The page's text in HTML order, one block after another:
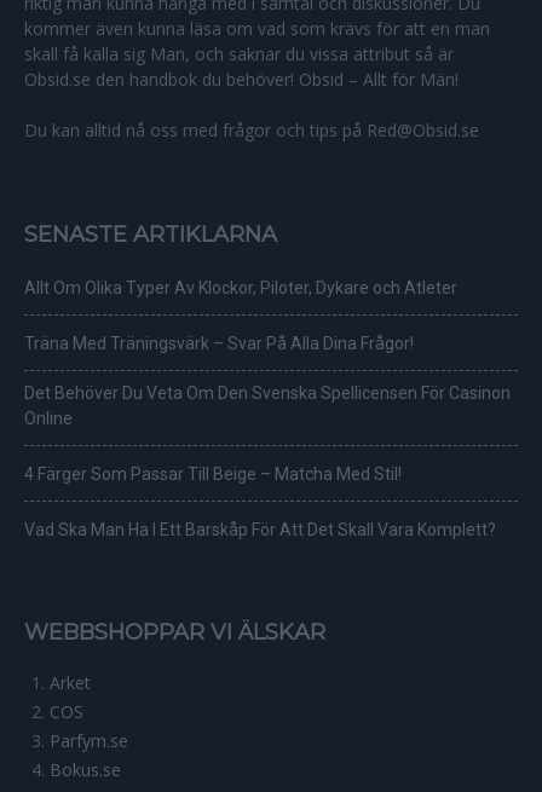
kommer även kunna läsa om vad som krävs för att en man
skall få kalla sig Man, och saknar du vissa attribut så är
Obsid.se den handbok du behöver! Obsid – Allt för Män!
Du kan alltid nå oss med frågor och tips på Red@Obsid.se
SENASTE ARTIKLARNA
Allt Om Olika Typer Av Klockor, Piloter, Dykare och Atleter
Träna Med Träningsvärk – Svar På Alla Dina Frågor!
Det Behöver Du Veta Om Den Svenska Spellicensen För Casinon
Online
4 Färger Som Passar Till Beige – Matcha Med Stil!
Vad Ska Man Ha I Ett Barskåp För Att Det Skall Vara Komplett?
WEBBSHOPPAR VI ÄLSKAR
Arket
COS
Parfym.se
Bokus.se